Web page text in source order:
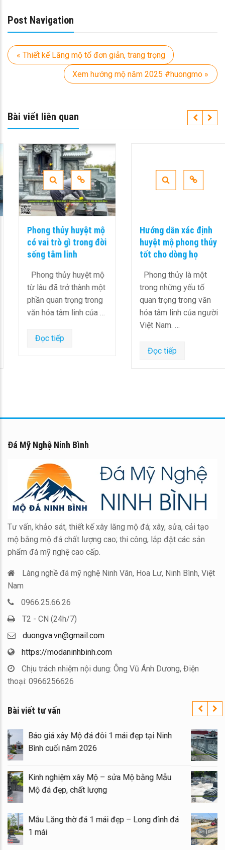
Post Navigation
« Thiết kế Lăng mộ tổ đơn giản, trang trọng
Xem hướng mộ năm 2025 #huongmo »
Bài viết liên quan
Phong thủy huyệt mộ
có vai trò gì trong đời
sống tâm linh
Phong thủy huyệt mộ
từ lâu đã trở thành một
phần quan trọng trong
văn hóa tâm linh của …
Đọc tiếp
Hướng dẫn xác định
huyệt mộ phong thủy
tốt cho dòng họ
Phong thủy là một
trong những yếu tố
quan trọng trong văn
hóa tâm linh của người
Việt Nam. …
Đọc tiếp
Đá Mỹ Nghệ Ninh Bình
Tư vấn, khảo sát, thiết kế xây lăng mộ đá; xây, sửa, cải tạo
mộ bằng mộ đá chất lượng cao; thi công, lắp đặt các sản
phẩm đá mỹ nghệ cao cấp.
Làng nghề đá mỹ nghệ Ninh Vân, Hoa Lư, Ninh Bình, Việt
Nam
0966.25.66.26
T2 - CN (24h/7)
duongva.vn@gmail.com
https://modaninhbinh.com
Chịu trách nhiệm nội dung: Ông Vũ Ánh Dương, Điện
thoại: 0966256626
Bài viết tư vấn
Báo giá xây Mộ đá đôi 1 mái đẹp tại Ninh
Bình cuối năm 2026
Kinh nghiệm xây Mộ – sửa Mộ bằng Mẫu
Mộ đá đẹp, chất lượng
Mẫu Lăng thờ đá 1 mái đẹp – Long đình đá